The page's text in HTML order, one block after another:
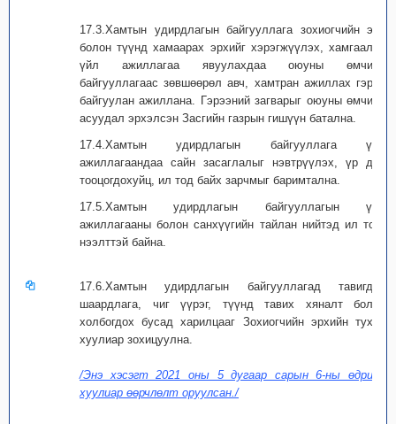
17.3.Хамтын удирдлагын байгууллага зохиогчийн эрх
болон түүнд хамаарах эрхийг хэрэгжүүлэх, хамгаалах
үйл ажиллагаа явуулахдаа оюуны өмчийн
байгууллагаас зөвшөөрөл авч, хамтран ажиллах гэрээ
байгуулан ажиллана. Гэрээний загварыг оюуны өмчийн
асуудал эрхэлсэн Засгийн газрын гишүүн батална.
17.4.Хамтын удирдлагын байгууллага үйл
ажиллагаандаа сайн засаглалыг нэвтрүүлэх, үр дүн
тооцогдохуйц, ил тод байх зарчмыг баримтална.
17.5.Хамтын удирдлагын байгууллагын үйл
ажиллагааны болон санхүүгийн тайлан нийтэд ил тод,
нээлттэй байна.
17.6.Хамтын удирдлагын байгууллагад тавигдах
шаардлага, чиг үүрэг, түүнд тавих хяналт болон
холбогдох бусад харилцааг Зохиогчийн эрхийн тухай
хуулиар зохицуулна.
/Энэ хэсэгт 2021 оны 5 дугаар сарын 6-ны өдрийн
хуулиар өөрчлөлт оруулсан./